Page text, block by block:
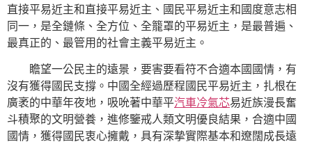
直接平易近主和直接平易近主、國民平易近主和國度意志相
同一，是全鏈條、全方位、全籠罩的平易近主，是最普遍、
最真正的、最管用的社會主義平易近主。
瞻望一公民主的遠景，要害要看符不合適本國國情，有
沒有獲得國民支撐。中國全經過歷程國民平易近主，扎根在
廣袤的中華年夜地，吸吮著中華平汽車冷氣芯易近族漫長奮
斗積聚的文明營養，進修鑒戒人類文明優良結果，合適中國
國情，獲得國民衷心擁戴，具有深摯實際基本和遼闊成長遠